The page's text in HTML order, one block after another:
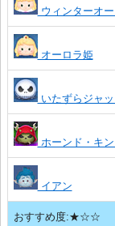
ウィンターオー
オーロラ姫
いたずらジャッ
ホーンド・キ
イアン
おすすめ度:★☆☆